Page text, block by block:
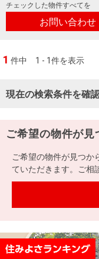
チェックした物件すべてを
お問い合わせ
1 件中 1 - 1件を表示
現在の検索条件を確
ご希望の物件が
ご希望の物件が見つか
ていただきます。ご相